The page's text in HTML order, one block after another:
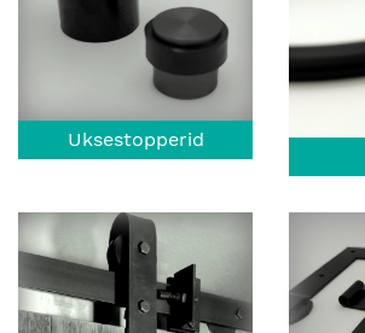
Uksestopperid